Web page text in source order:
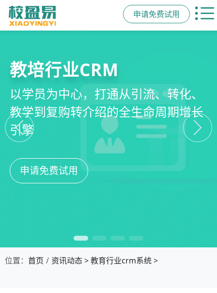
申请免费试用
智能销售漏斗
线索自动分配、标准化跟单、试听转
化分析，打造高绩效招生团队
申请免费试用
精细化客户运营
360°学员画像、自动化服务流程、智
能续费预警，深度挖掘学员长期价值
申请免费试用
私域招生与裂变
集成企微SCRM、小程序商城、丰富
裂变工具，实现低成本口碑增长
申请免费试用
教培行业CRM
以学员为中心，打通从引流、转化、
教学到复购转介绍的全生命周期增长
引擎
申请免费试用
位置： 首页 资讯动态>教育行业crm系统>